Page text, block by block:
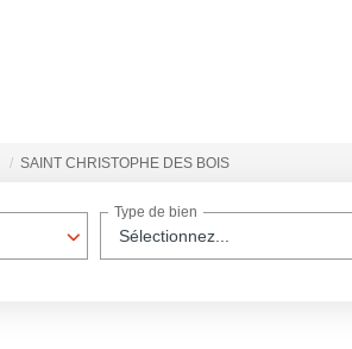
SAINT CHRISTOPHE DES BOIS
Sélectionnez...
Type de bien